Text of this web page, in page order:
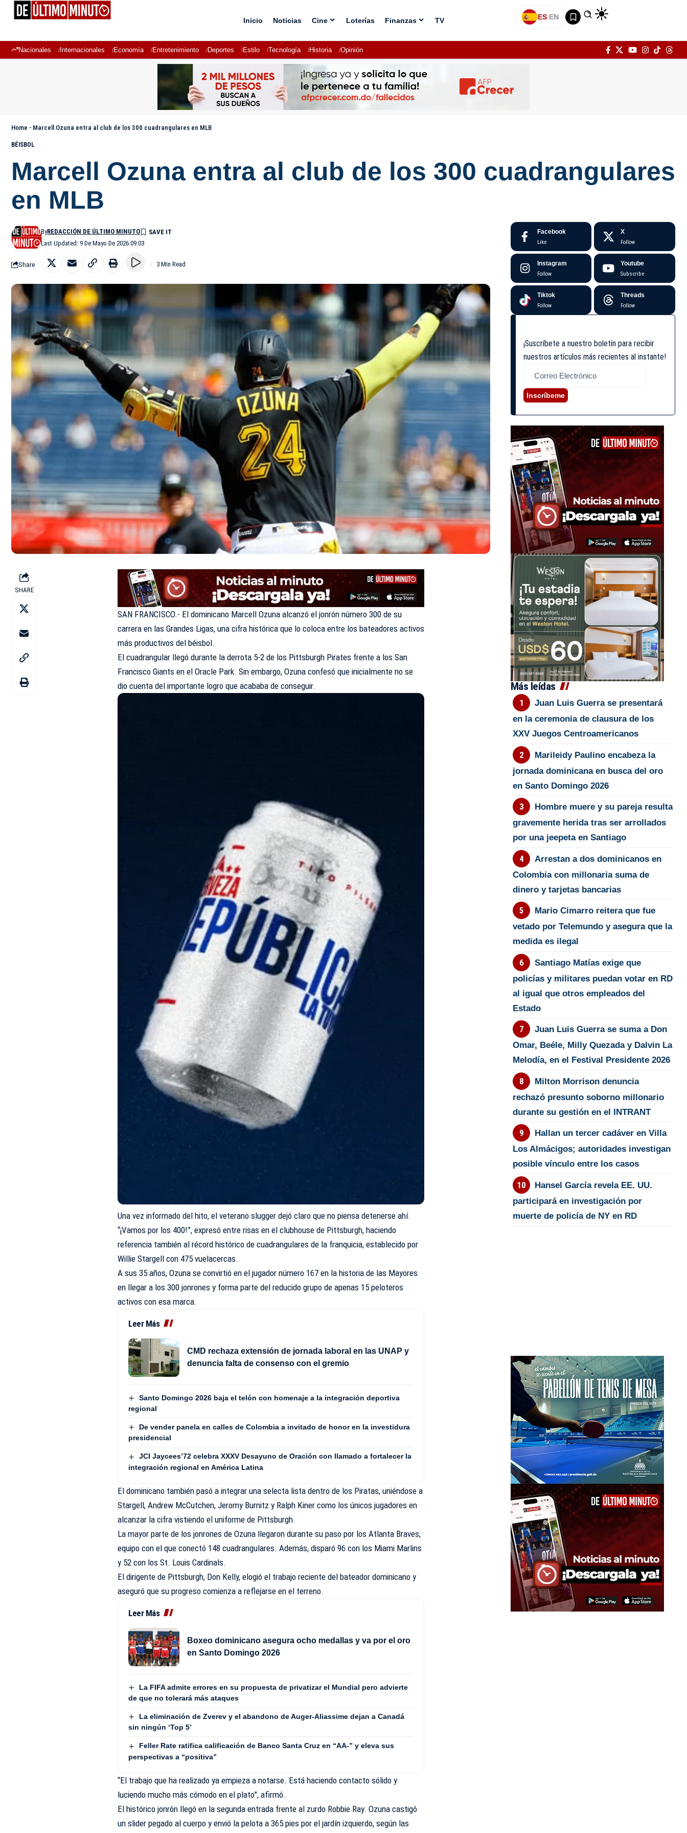
Inicio Noticias Cine Loterías Finanzas TV ES|EN
Nacionales Internacionales Economía Entretenimiento Deportes Estilo Tecnología Historia Opinión
Home - Marcell Ozuna entra al club de los 300 cuadrangulares en MLB
BÉISBOL
Marcell Ozuna entra al club de los 300 cuadrangulares
en MLB
Last Updated: 9 De Mayo De 2026 09:03
ByREDACCIÓN DE ÚLTIMO MINUTO
Share 3 Min Read
SHARE
SAN FRANCISCO.- El dominicano Marcell Ozuna alcanzó el jonrón número 300 de su
carrera en las Grandes Ligas, una cifra histórica que lo coloca entre los bateadores activos
más productivos del béisbol.
El cuadrangular llegó durante la derrota 5-2 de los Pittsburgh Pirates frente a los San
Francisco Giants en el Oracle Park. Sin embargo, Ozuna confesó que inicialmente no se
dio cuenta del importante logro que acababa de conseguir.
Una vez informado del hito, el veterano slugger dejó claro que no piensa detenerse ahí.
“¡Vamos por los 400!”, expresó entre risas en el clubhouse de Pittsburgh, haciendo
referencia también al récord histórico de cuadrangulares de la franquicia, establecido por
Willie Stargell con 475 vuelacercas.
A sus 35 años, Ozuna se convirtió en el jugador número 167 en la historia de las Mayores
en llegar a los 300 jonrones y forma parte del reducido grupo de apenas 15 peloteros
activos con esa marca.
Leer Más
CMD rechaza extensión de jornada laboral en las UNAP y
denuncia falta de consenso con el gremio
Santo Domingo 2026 baja el telón con homenaje a la integración deportiva
regional
De vender panela en calles de Colombia a invitado de honor en la investidura
presidencial
JCI Jaycees’72 celebra XXXV Desayuno de Oración con llamado a fortalecer la
integración regional en América Latina
El dominicano también pasó a integrar una selecta lista dentro de los Piratas, uniéndose a
Stargell, Andrew McCutchen, Jeromy Burnitz y Ralph Kiner como los únicos jugadores en
alcanzar la cifra vistiendo el uniforme de Pittsburgh.
La mayor parte de los jonrones de Ozuna llegaron durante su paso por los Atlanta Braves,
equipo con el que conectó 148 cuadrangulares. Además, disparó 96 con los Miami Marlins
y 52 con los St. Louis Cardinals.
El dirigente de Pittsburgh, Don Kelly, elogió el trabajo reciente del bateador dominicano y
aseguró que su progreso comienza a reflejarse en el terreno.
Leer Más
Boxeo dominicano asegura ocho medallas y va por el oro
en Santo Domingo 2026
La FIFA admite errores en su propuesta de privatizar el Mundial pero advierte
de que no tolerará más ataques
La eliminación de Zverev y el abandono de Auger-Aliassime dejan a Canadá
sin ningún ‘Top 5’
Feller Rate ratifica calificación de Banco Santa Cruz en “AA-” y eleva sus
perspectivas a “positiva”
“El trabajo que ha realizado ya empieza a notarse. Está haciendo contacto sólido y
luciendo mucho más cómodo en el plato”, afirmó.
El histórico jonrón llegó en la segunda entrada frente al zurdo Robbie Ray. Ozuna castigó
un slider pegado al cuerpo y envió la pelota a 365 pies por el jardín izquierdo, según las
Facebook
Like
X
Follow
Instagram
Follow
Youtube
Subscribe
Tiktok
Follow
Threads
Follow
¡Suscríbete a nuestro boletín para recibir
nuestros artículos más recientes al instante!
Inscríbeme
Más leídas
Juan Luis Guerra se presentará
en la ceremonia de clausura de los
XXV Juegos Centroamericanos
Marileidy Paulino encabeza la
jornada dominicana en busca del oro
en Santo Domingo 2026
Hombre muere y su pareja resulta
gravemente herida tras ser arrollados
por una jeepeta en Santiago
Arrestan a dos dominicanos en
Colombia con millonaria suma de
dinero y tarjetas bancarias
Mario Cimarro reitera que fue
vetado por Telemundo y asegura que la
medida es ilegal
Santiago Matías exige que
policías y militares puedan votar en RD
al igual que otros empleados del
Estado
Juan Luis Guerra se suma a Don
Omar, Beéle, Milly Quezada y Dalvin La
Melodía, en el Festival Presidente 2026
Milton Morrison denuncia
rechazó presunto soborno millonario
durante su gestión en el INTRANT
Hallan un tercer cadáver en Villa
Los Almácigos; autoridades investigan
posible vínculo entre los casos
Hansel García revela EE. UU.
participará en investigación por
muerte de policía de NY en RD